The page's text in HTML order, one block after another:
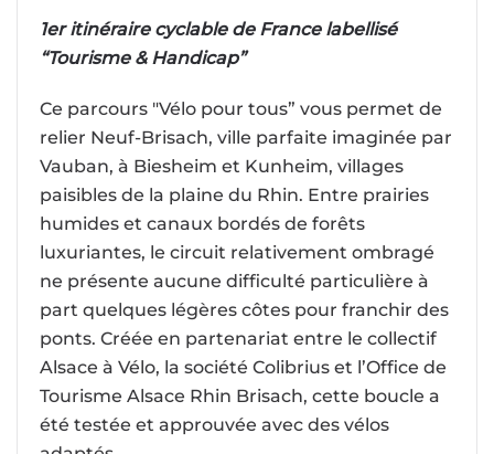
1er itinéraire cyclable de France labellisé
“Tourisme & Handicap”
Ce parcours "Vélo pour tous” vous permet de
relier Neuf-Brisach, ville parfaite imaginée par
Vauban, à Biesheim et Kunheim, villages
paisibles de la plaine du Rhin. Entre prairies
humides et canaux bordés de forêts
luxuriantes, le circuit relativement ombragé
ne présente aucune difficulté particulière à
part quelques légères côtes pour franchir des
ponts. Créée en partenariat entre le collectif
Alsace à Vélo, la société Colibrius et l’Office de
Tourisme Alsace Rhin Brisach, cette boucle a
été testée et approuvée avec des vélos